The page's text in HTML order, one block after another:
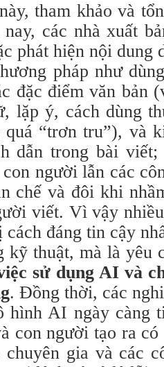
tham khảo và
các nhà xuất
phát hiện nội dung
pháp như
đặc điểm văn bản
lặp ý, cách dùng
quá “trơn tru”), và
dẫn trong bài
người lẫn các
chế và đôi khi
viết. Vì vậy
cách đáng tin cậy
kỹ thuật, mà là yêu
sử dụng AI và
. Đồng thời, các
hình AI ngày càng
con người tạo ra
gia và các